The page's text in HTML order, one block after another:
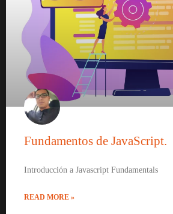
Fundamentos de JavaScript.
Introducción a Javascript Fundamentals
READ MORE »